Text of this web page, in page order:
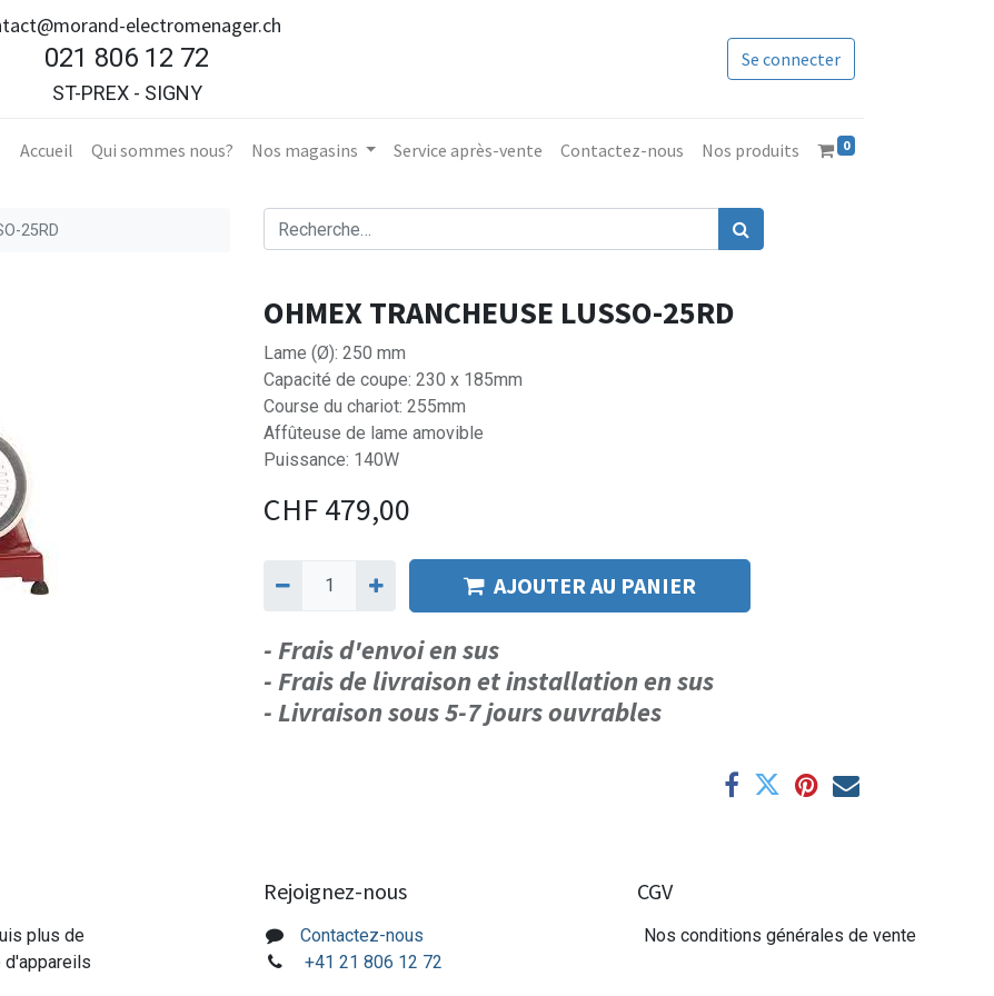
electromenager.ch
021 806 12 72
ST-PREX - SIGNY
Se connecter
Accueil​ Qui sommes nous? Nos magasins Service après-vente Contactez-nous Nos produits 0
25RD
OHMEX TRANCHEUSE LUSSO-25RD
Lame (Ø): 250 mm
Capacité de coupe: 230 x 185mm
Course du chariot: 255mm
Affûteuse de lame amovible
Puissance: 140W
CHF479,00
AJOUTER AU PANIER
- Frais d'envoi en sus
- Frais de livraison et installation en sus
- Livraison sous 5-7 jours ouvrables
plus de
d'appareils
Rejoignez-nous
Contactez-nous
+41 21 806 12 72
CGV
Nos conditions générales de vente